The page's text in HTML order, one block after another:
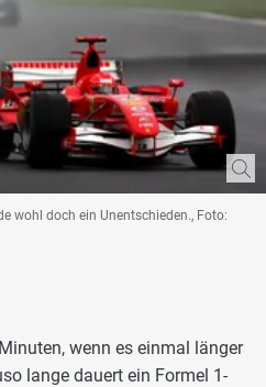
wohl doch ein Unentschieden., Foto:
wenn es einmal länger
lange dauert ein Formel 1-